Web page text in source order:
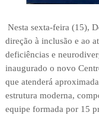
Nesta sexta-feira (15),
direção à inclusão e ao
deficiências e
inaugurado o novo
que atenderá
estrutura moderna,
equipe formada por 15